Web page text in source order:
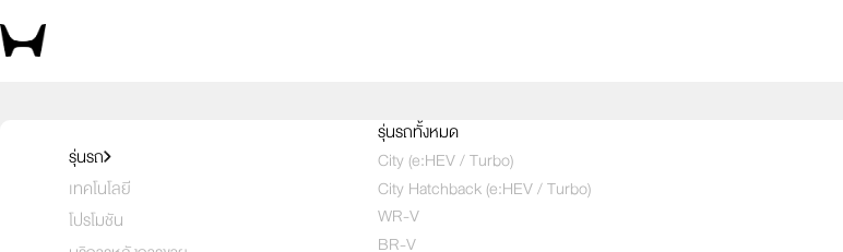
รุ่นรถ
เทคโนโลยี
โปรโมชัน
รุ่นรถทั้งหมด
City (e:HEV / Turbo)
City Hatchback (e:HEV / Turbo)
WR-V
BR-V
สัมผัสความสปอร์ต ด้วยตัวคุณเอง ทดลองขับเลย!
เลือกคันที่ใช่